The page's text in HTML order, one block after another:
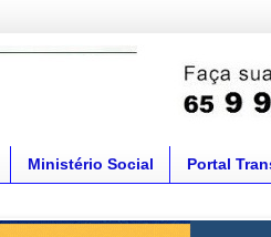
Ministério Social Portal